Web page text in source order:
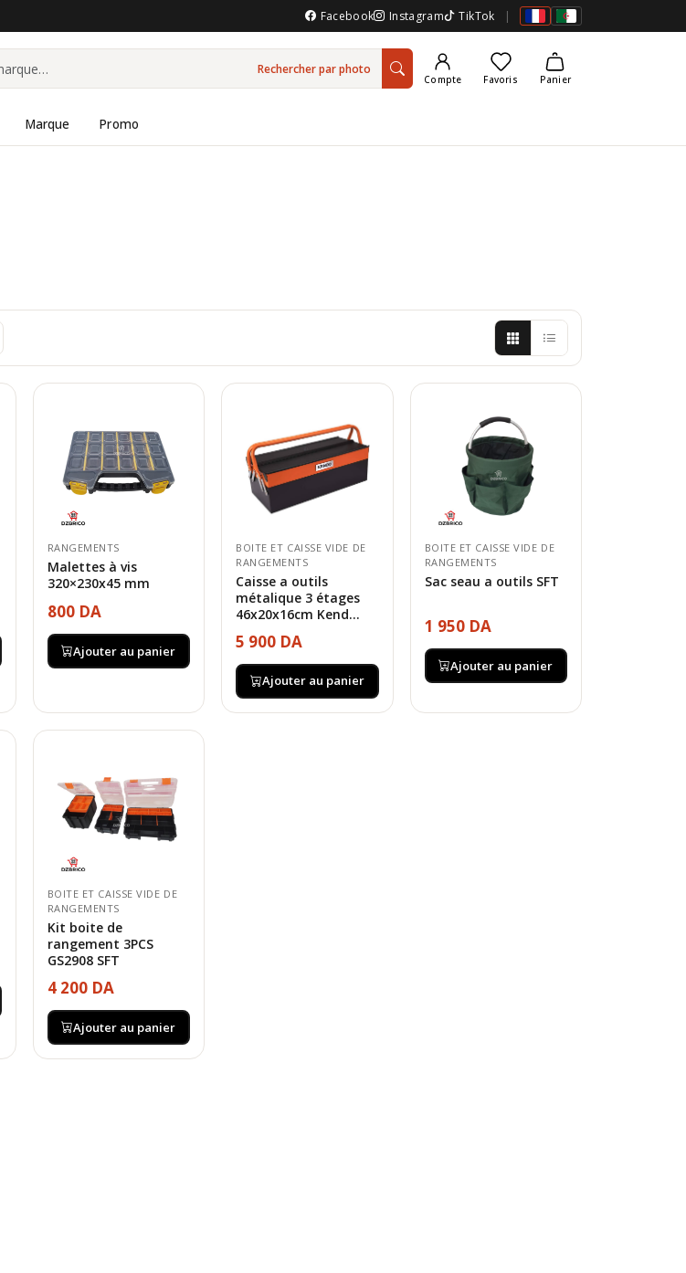
Facebook Instagram TikTok |
Rechercher par photo
Compte Favoris Panier
Marque Promo
RANGEMENTS
Malettes à vis
320×230x45 mm
800 DA
Ajouter au panier
BOITE ET CAISSE VIDE DE
RANGEMENTS
Caisse a outils
métalique 3 étages
46x20x16cm Kend...
5 900 DA
Ajouter au panier
BOITE ET CAISSE VIDE DE
RANGEMENTS
Sac seau a outils SFT
1 950 DA
Ajouter au panier
BOITE ET CAISSE VIDE DE
RANGEMENTS
Kit boite de
rangement 3PCS
GS2908 SFT
4 200 DA
Ajouter au panier